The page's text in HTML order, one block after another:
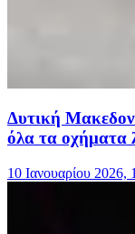
Δυτική
όλα τα οχήματα
10 Ιανουαρίου 2026,